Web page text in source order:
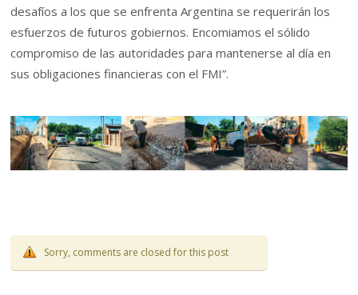
desafíos a los que se enfrenta Argentina se requerirán los
esfuerzos de futuros gobiernos. Encomiamos el sólido
compromiso de las autoridades para mantenerse al día en
sus obligaciones financieras con el FMI”.
Sorry, comments are closed for this post